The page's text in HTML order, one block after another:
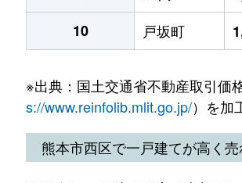
10
戸坂町
※出典：国土交通省不動産取引価
s://www.reinfolib.mlit.go.jp/）を加
熊本市西区で一戸建てが高く